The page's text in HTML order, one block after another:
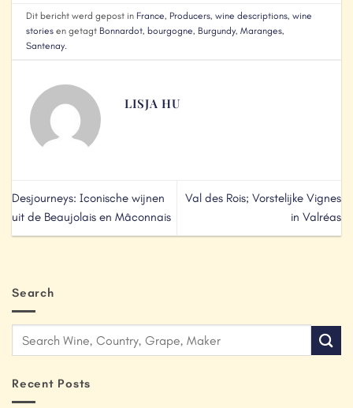
Dit bericht werd gepost in France, Producers,wine descriptions,wine
stories en getagt Bonnardot,bourgogne, Burgundy,Maranges,
Santenay.
LISJA HU
Desjourneys: Iconische wijnen
uit de Beaujolais en Mâconnais
Val des Rois; Vorstelijke Vignes
in Valréas
Search
Recent Posts